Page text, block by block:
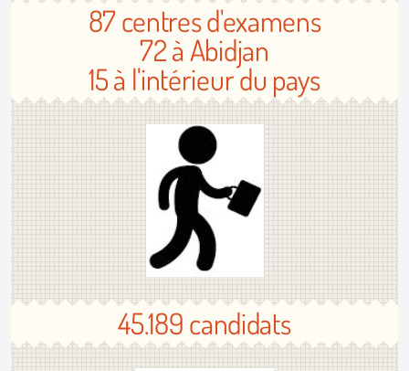
87 centres d'examens
72 à Abidjan
15 à l'intérieur du pays
45.189 candidats